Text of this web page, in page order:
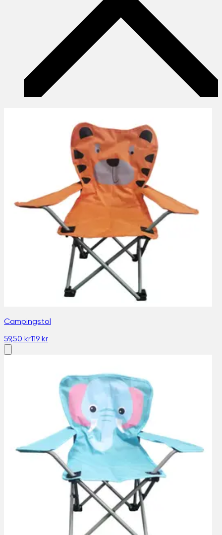
Campingstol
59,50 kr119 kr